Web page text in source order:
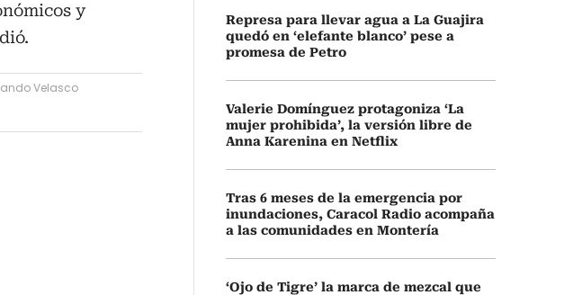
y
Velasco
Represa para llevar agua a La Guajira
quedó en ‘elefante blanco’ pese a
promesa de Petro
Valerie Domínguez protagoniza ‘La
mujer prohibida’, la versión libre de
Anna Karenina en Netflix
Tras 6 meses de la emergencia por
inundaciones, Caracol Radio acompaña
a las comunidades en Montería
‘Ojo de Tigre’ la marca de mezcal que